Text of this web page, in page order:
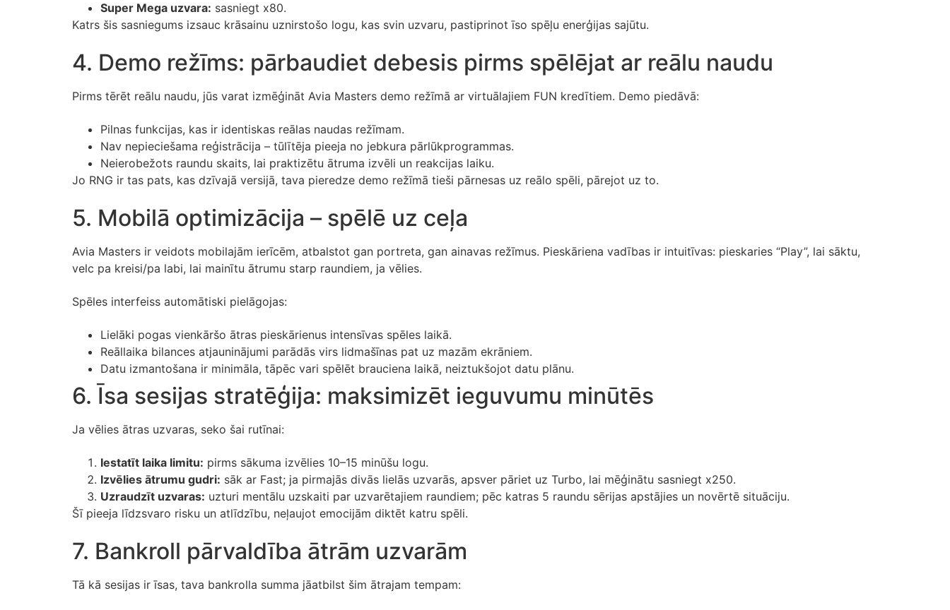
Super Mega uzvara: sasniegt x80.
Katrs šis sasniegums izsauc krāsainu uznirstošo logu, kas svin uzvaru, pastiprinot īso spēļu enerģijas sajūtu.
4. Demo režīms: pārbaudiet debesis pirms spēlējat ar reālu naudu
Pirms tērēt reālu naudu, jūs varat izmēģināt Avia Masters demo režīmā ar virtuālajiem FUN kredītiem. Demo piedāvā:
Pilnas funkcijas, kas ir identiskas reālas naudas režīmam.
Nav nepieciešama reģistrācija – tūlītēja pieeja no jebkura pārlūkprogrammas.
Neierobežots raundu skaits, lai praktizētu ātruma izvēli un reakcijas laiku.
Jo RNG ir tas pats, kas dzīvajā versijā, tava pieredze demo režīmā tieši pārnesas uz reālo spēli, pārejot uz to.
5. Mobilā optimizācija – spēlē uz ceļa
Avia Masters ir veidots mobilajām ierīcēm, atbalstot gan portreta, gan ainavas režīmus. Pieskāriena vadības ir intuitīvas: pieskaries “Play”, lai sāktu,
velc pa kreisi/pa labi, lai mainītu ātrumu starp raundiem, ja vēlies.
Spēles interfeiss automātiski pielāgojas:
Lielāki pogas vienkāršo ātras pieskārienus intensīvas spēles laikā.
Reāllaika bilances atjauninājumi parādās virs lidmašīnas pat uz mazām ekrāniem.
Datu izmantošana ir minimāla, tāpēc vari spēlēt brauciena laikā, neiztukšojot datu plānu.
6. Īsa sesijas stratēģija: maksimizēt ieguvumu minūtēs
Ja vēlies ātras uzvaras, seko šai rutīnai:
Iestatīt laika limitu: pirms sākuma izvēlies 10–15 minūšu logu.
Izvēlies ātrumu gudri: sāk ar Fast; ja pirmajās divās lielās uzvarās, apsver pāriet uz Turbo, lai mēģinātu sasniegt x250.
Uzraudzīt uzvaras: uzturi mentālu uzskaiti par uzvarētajiem raundiem; pēc katras 5 raundu sērijas apstājies un novērtē situāciju.
Šī pieeja līdzsvaro risku un atlīdzību, neļaujot emocijām diktēt katru spēli.
7. Bankroll pārvaldība ātrām uzvarām
Tā kā sesijas ir īsas, tava bankrolla summa jāatbilst šim ātrajam tempam: